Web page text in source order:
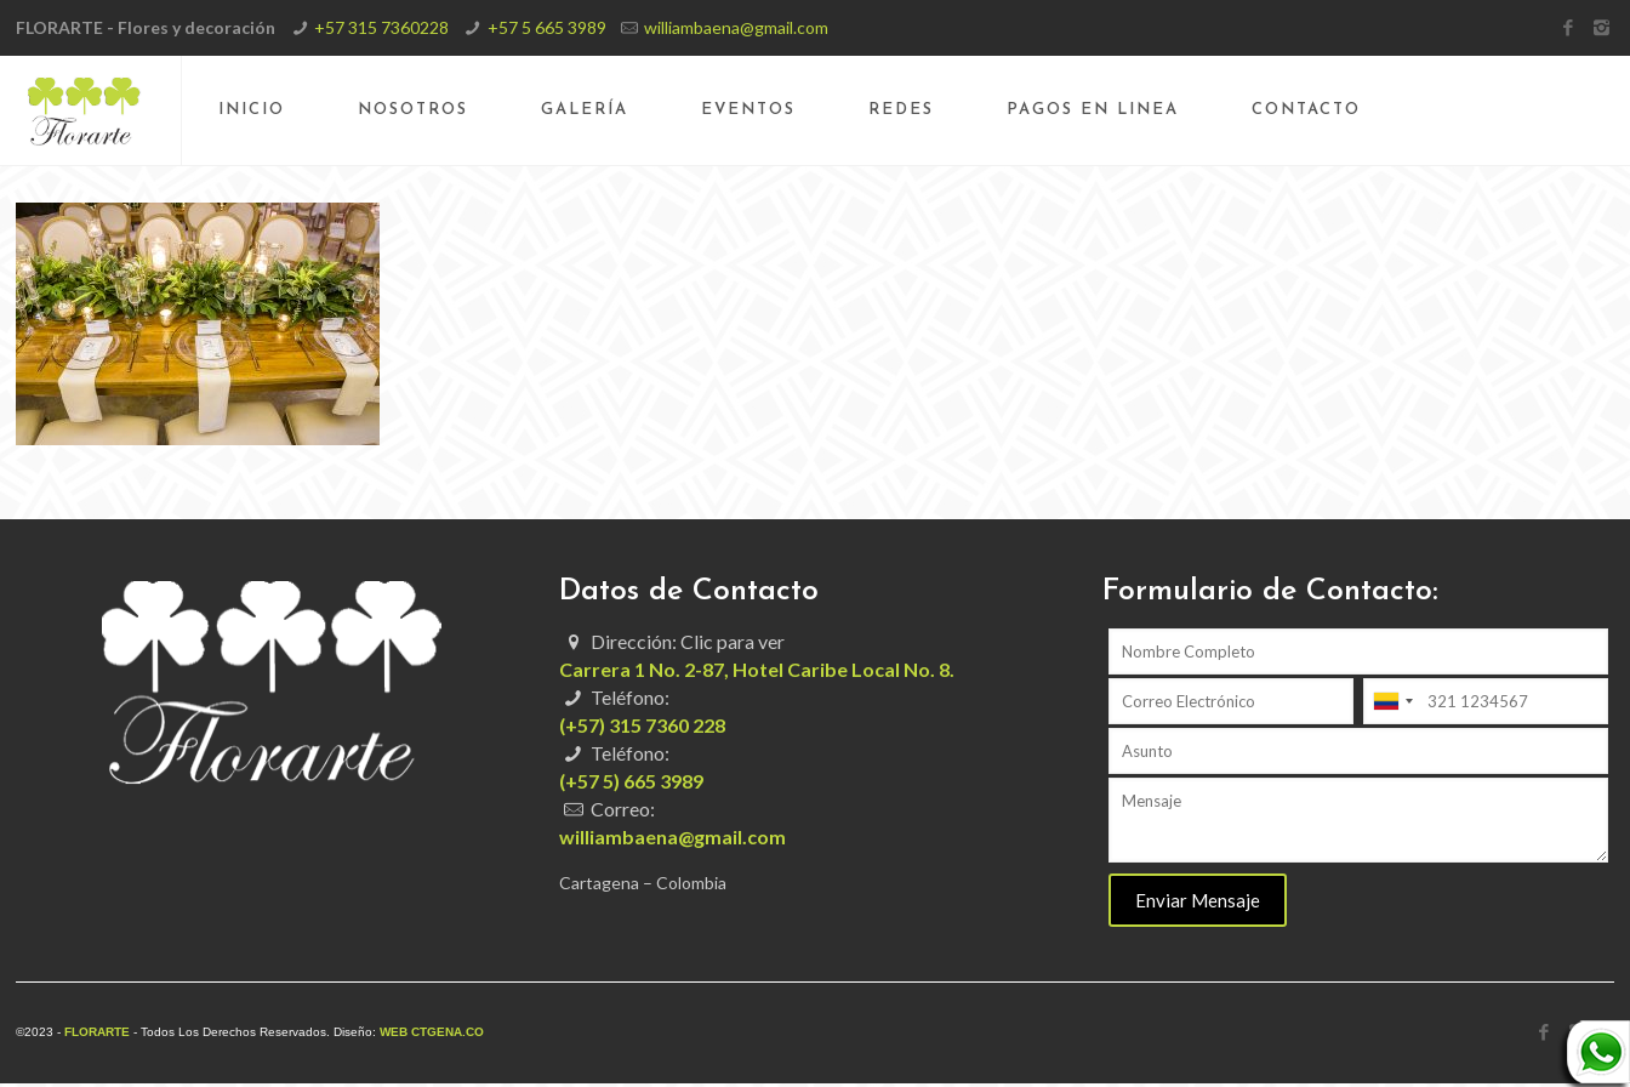
FLORARTE - Flores y decoración +57 315 7360228 +57 5 665 3989 williambaena@gmail.com
INICIO NOSOTROS GALERÍA EVENTOS REDES PAGOS EN LINEA CONTACTO
Datos de Contacto
Dirección: Clic para ver
Carrera 1 No. 2-87, Hotel Caribe Local No. 8.
Teléfono:
(+57) 315 7360 228
Teléfono:
(+57 5) 665 3989
Correo:
williambaena@gmail.com
Cartagena – Colombia
Formulario de Contacto:
©2023 -FLORARTE - Todos Los Derechos Reservados. Diseño:WEB CTGENA.CO